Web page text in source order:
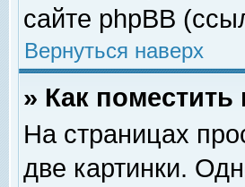
сайте phpBB
Вернуться наверх
» Как
На страницах
две картинки.